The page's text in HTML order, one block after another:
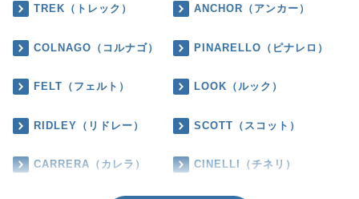
TREK（トレック） ANCHOR（アンカー）
COLNAGO（コルナゴ） PINARELLO（ピナレロ）
FELT（フェルト） LOOK（ルック）
RIDLEY（リドレー） SCOTT（スコット）
CARRERA（カレラ） CINELLI（チネリ）